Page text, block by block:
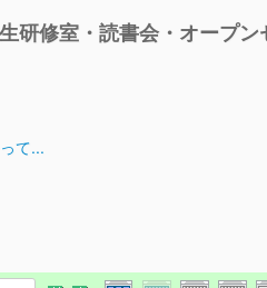
研修室・読書会・オープン
て...